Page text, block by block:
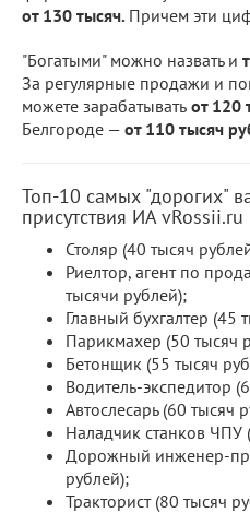
от 130 тысяч. Причем эти
"Богатыми" можно назвать и
За регулярные продажи и
можете зарабатывать от 120
Белгороде — от 110 тысяч
Топ-10 самых "дорогих"
присутствия ИА vRossii.ru
Столяр (40 тысяч
Риелтор, агент по
тысячи рублей);
Главный бухгалтер (45
Парикмахер (50 тысяч
Бетонщик (55 тысяч
Водитель-экспедитор
Автослесарь (60 тысяч
Наладчик станков ЧПУ
Дорожный инженер-
рублей);
Тракторист (80 тысяч